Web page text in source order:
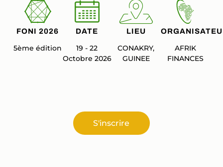
FONI 2026
5ème édition
DATE
19 - 22
Octobre 2026
LIEU
CONAKRY,
GUINEE
AFRIK
FINANCES
S'inscrire